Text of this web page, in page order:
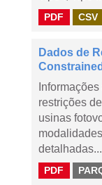
PDF CSV
Dados de
restrições
usinas
detalhadas...
PDF